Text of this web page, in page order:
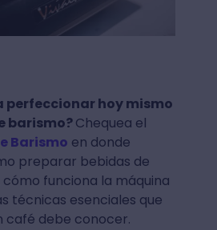
perfeccionar hoy mismo
barismo?Chequea el
Barismo en donde
preparar bebidas de
funciona la máquina
técnicas esenciales que
café debe conocer.